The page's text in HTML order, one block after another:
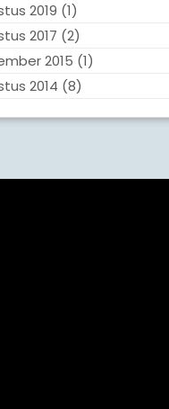
2019 (1)
2017 (2)
2015 (1)
2014 (8)